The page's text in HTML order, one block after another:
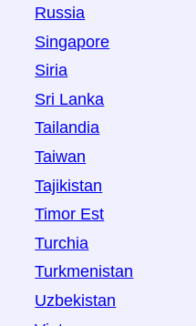
Russia
Singapore
Siria
Sri Lanka
Tailandia
Taiwan
Tajikistan
Timor Est
Turchia
Turkmenistan
Uzbekistan